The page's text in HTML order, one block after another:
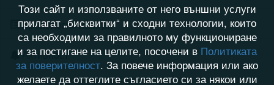
Хронология на игри
Активност
Този сайт и използваните от него външни услуги
прилагат „бисквитки“ и сходни технологии, които
са необходими за правилното му функциониране
и за постигане на целите, посочени в Политиката
за поверителност. За повече информация или ако
желаете да оттеглите съгласието си за някои или